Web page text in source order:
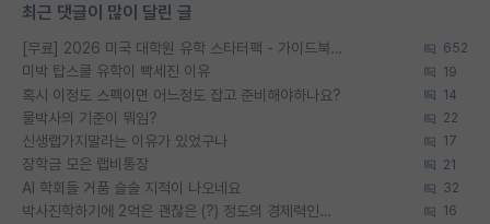
최근 댓글이 많이 달린 글
[무료] 2026 미국 대학원 유학 스타터팩 - 가이드북 & 합격자 컨택메일 템플릿 652
미박 탑스쿨 유학이 빡세진 이유 19
혹시 이정도 스펙이면 어느정도 잡고 준비해야하나요? 14
물박사의 기준이 뭐임? 22
신생랩가지말라는 이유가 있었구나 17
장학금 모은 랩비통장 21
AI 학회들 거품 슬슬 지적이 나오네요 32
박사진학하기에 2억은 괜찮은 (?) 정도의 경제력인가요 16